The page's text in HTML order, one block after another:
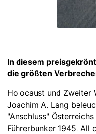
In diesem
die größten
Holocaust und Zweiter
Joachim A. Lang
"Anschluss"
Führerbunker 1945. All